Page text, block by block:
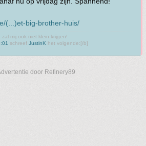
(...)et-big-brother-huis/
mij ook niet klein krijgen!
schreef JustinK het volgende:[/b]
door Refinery89